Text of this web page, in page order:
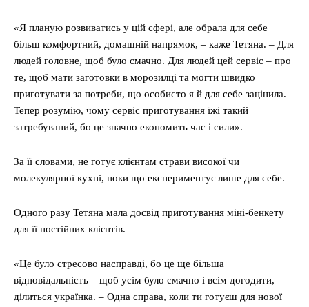
«Я планую розвиватись у цій сфері, але обрала для себе
більш комфортний, домашній напрямок, – каже Тетяна. – Для
людей головне, щоб було смачно. Для людей цей сервіс – про
те, щоб мати заготовки в морозилці та могти швидко
приготувати за потреби, що особисто я й для себе зацінила.
Тепер розумію, чому сервіс приготування їжі такий
затребуваний, бо це значно економить час і сили».
За її словами, не готує клієнтам страви високої чи
молекулярної кухні, поки що експериментує лише для себе.
Одного разу Тетяна мала досвід приготування міні-бенкету
для її постійних клієнтів.
«Це було стресово насправді, бо це ще більша
відповідальність – щоб усім було смачно і всім догодити, –
ділиться українка. – Одна справа, коли ти готуєш для нової